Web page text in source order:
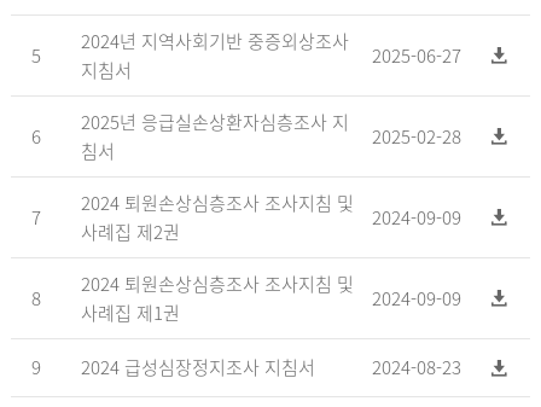
5
2024년 지역사회기반 중증외상조사
지침서
2025-06-27
6
2025년 응급실손상환자심층조사 지
침서
2025-02-28
7
2024 퇴원손상심층조사 조사지침 및
사례집 제2권
2024-09-09
8
2024 퇴원손상심층조사 조사지침 및
사례집 제1권
2024-09-09
9 2024 급성심장정지조사 지침서 2024-08-23